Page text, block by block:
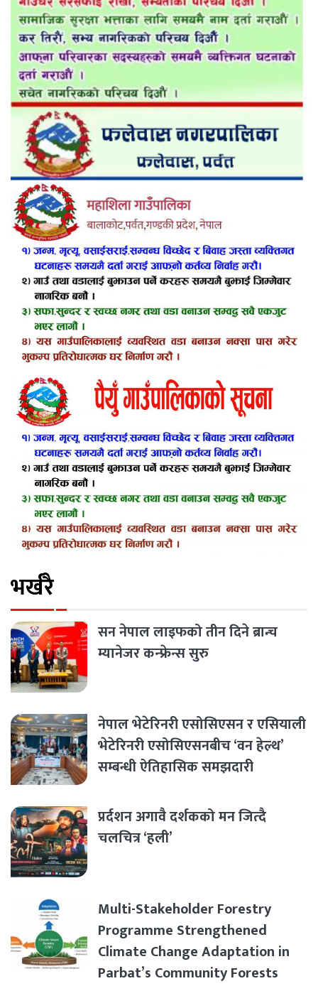
भर्खरै
सन नेपाल लाइफको तीन दिने ब्रान्च
म्यानेजर कन्फ्रेन्स सुरु
नेपाल भेटेरिनरी एसोसिएसन र एसियाली
भेटेरिनरी एसोसिएसनबीच ‘वन हेल्थ’
सम्बन्धी ऐतिहासिक समझदारी
प्रर्दशन अगावै दर्शकको मन जित्दै
चलचित्र ‘हली’
Multi-Stakeholder Forestry
Programme Strengthened
Climate Change Adaptation in
Parbat’s Community Forests